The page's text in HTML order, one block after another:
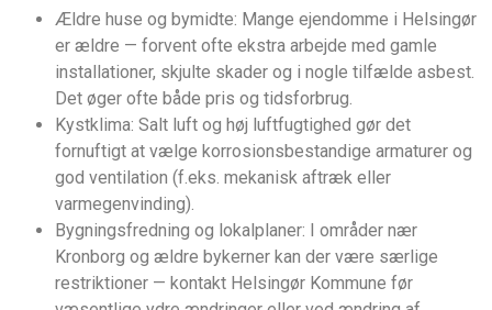
Ældre huse og bymidte: Mange ejendomme i Helsingør
er ældre — forvent ofte ekstra arbejde med gamle
installationer, skjulte skader og i nogle tilfælde asbest.
Det øger ofte både pris og tidsforbrug.
Kystklima: Salt luft og høj luftfugtighed gør det
fornuftigt at vælge korrosionsbestandige armaturer og
god ventilation (f.eks. mekanisk aftræk eller
varmegenvinding).
Bygningsfredning og lokalplaner: I områder nær
Kronborg og ældre bykerner kan der være særlige
restriktioner — kontakt Helsingør Kommune før